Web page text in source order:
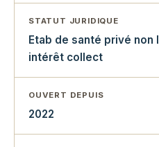
STATUT JURIDIQUE
Etab de santé privé
intérêt collect
OUVERT DEPUIS
2022